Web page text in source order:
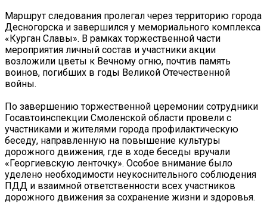
Маршрут следования пролегал через территорию города
Десногорска и завершился у мемориального комплекса
«Курган Славы». В рамках торжественной части
мероприятия личный состав и участники акции
возложили цветы к Вечному огню, почтив память
воинов, погибших в годы Великой Отечественной
войны.
По завершению торжественной церемонии сотрудники
Госавтоинспекции Смоленской области провели с
участниками и жителями города профилактическую
беседу, направленную на повышение культуры
дорожного движения, где в ходе беседы вручали
«Георгиевскую ленточку». Особое внимание было
уделено необходимости неукоснительного соблюдения
ПДД и взаимной ответственности всех участников
дорожного движения за сохранение жизни и здоровья.